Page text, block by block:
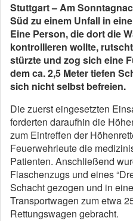
Stuttgart – Am
Süd zu einem Unfall in
Eine Person, die dort die
kontrollieren wollte,
stürzte und zog sich eine
dem ca. 2,5 Meter tiefen
sich nicht selbst befreien.
Die zuerst eingesetzten
forderten daraufhin die
zum Eintreffen der
Feuerwehrleute die
Patienten. Anschließend
Flaschenzugs und eines
Schacht gezogen und in
Transportwagen zum etwa
Rettungswagen gebracht.